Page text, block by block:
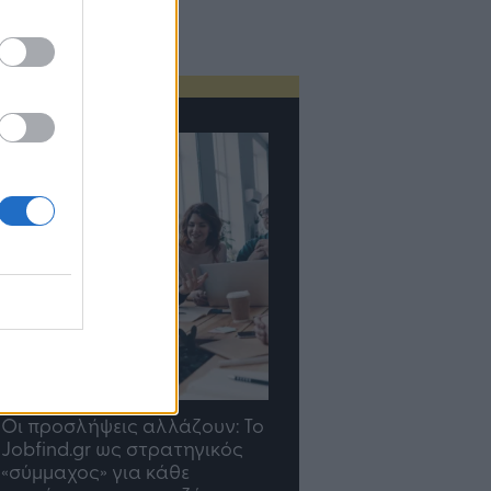
TP Greece: Πώς
διαμορφώνεται το μέλλον
του Insurance στην εποχή